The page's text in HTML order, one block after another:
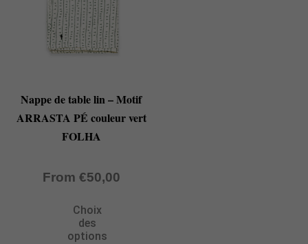
Nappe de table lin – Motif
ARRASTA PÉ couleur vert
FOLHA
From €50,00
Choix
des
options